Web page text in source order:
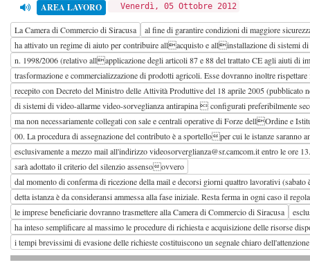
AREA LAVORO Venerdì, 05 Ottobre 2012
La Camera di Commercio di Siracusa
al fine di garantire condizioni di maggiore
ha attivato un regime di aiuto per contribuire allacquisto e allinstallazione di sistemi
n. 1998/2006 (relativo allapplicazione degli articoli 87 e 88 del trattato CE agli aiuti di
trasformazione e commercializzazione di prodotti agricoli. Esse dovranno inoltre
recepito con Decreto del Ministro delle Attività Produttive del 18 aprile 2005 (pubblicato
di sistemi di video-allarme video-sorveglianza antirapina  configurati preferibilmente
ma non necessariamente collegati con sale e centrali operative di Forze dellOrdine e
00. La procedura di assegnazione del contributo è a sportelloper cui le istanze
esclusivamente a mezzo mail all'indirizzo videosorverglianza@sr.camcom.it entro le
sarà adottato il criterio del silenzio assensoovvero
dal momento di conferma di ricezione della mail e decorsi giorni quattro lavorativi
detta istanza è da consideransi ammessa alla fase iniziale. Resta ferma in ogni caso il
le imprese beneficiarie dovranno trasmettere alla Camera di Commercio di Siracusa
ha inteso semplificare al massimo le procedure di richiesta e acquisizione delle risorse
i tempi brevissimi di evasione delle richieste costituiscono un segnale chiaro